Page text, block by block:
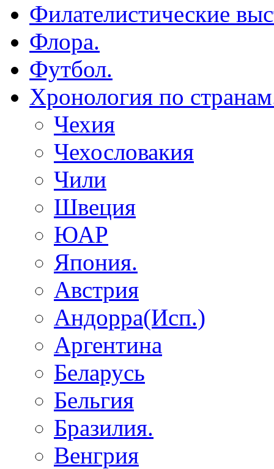
Филателистические
Флора.
Футбол.
Хронология по
Чехия
Чехословакия
Чили
Швеция
ЮАР
Япония.
Австрия
Андорра(Исп.)
Аргентина
Беларусь
Бельгия
Бразилия.
Венгрия